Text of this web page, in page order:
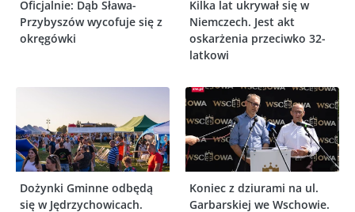
Oficjalnie: Dąb Sława-
Przybyszów wycofuje się z
okręgówki
Kilka lat ukrywał się w
Niemczech. Jest akt
oskarżenia przeciwko 32-
latkowi
Dożynki Gminne odbędą
się w Jędrzychowicach.
Koniec z dziurami na ul.
Garbarskiej we Wschowie.